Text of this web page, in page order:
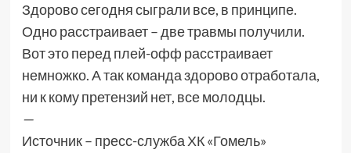
Здорово сегодня сыграли все, в принципе.
Одно расстраивает – две травмы получили.
Вот это перед плей-офф расстраивает
немножко. А так команда здорово отработала,
ни к кому претензий нет, все молодцы.
—
Источник – пресс-служба ХК «Гомель»